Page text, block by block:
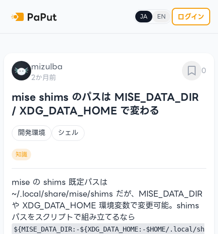
JA EN ログイン
mizulba
2か月前
0
mise shims のパスは MISE_DATA_DIR
/ XDG_DATA_HOME で変わる
開発環境 シェル
知識
mise の shims 既定パスは
~/.local/share/mise/shims だが、MISE_DATA_DIR
や XDG_DATA_HOME 環境変数で変更可能。shims
パスをスクリプトで組み立てるなら
${MISE_DATA_DIR:-${XDG_DATA_HOME:-$HOME/.local/sh